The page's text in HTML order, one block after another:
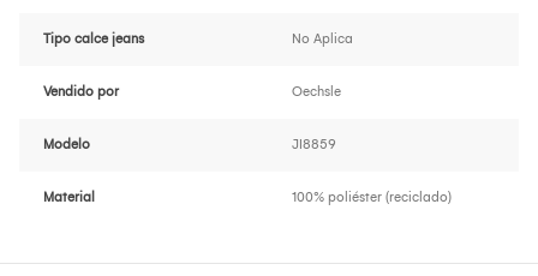
Tipo calce jeans No Aplica
Vendido por Oechsle
Modelo JI8859
Material 100% poliéster (reciclado)